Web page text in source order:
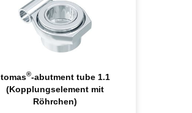
tomas®-abutment tube 1.1
(Kopplungselement mit
Röhrchen)